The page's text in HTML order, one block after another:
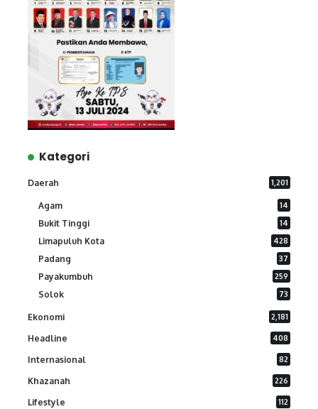
Kategori
Daerah 1,201
Agam 14
Bukit Tinggi 14
Limapuluh Kota 428
Padang 37
Payakumbuh 259
Solok 73
Ekonomi 2,181
Headline 408
Internasional 82
Khazanah 226
Lifestyle 112